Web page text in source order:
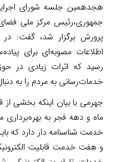
هجدهمین جلسه شورای
جمهوری،رئیس مرکز ملی
پرورش برگزار شد، گفت:
اطلاعات مصوبه‌ای برای
رسید که اثرات زیادی در
خدمات‌رسانی به مردم را به
جهرمی با بیان اینکه بخشی از